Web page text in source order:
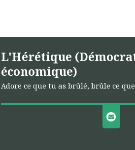
L'Hérétique
économique)
Adore ce que tu as brûlé, brûle ce